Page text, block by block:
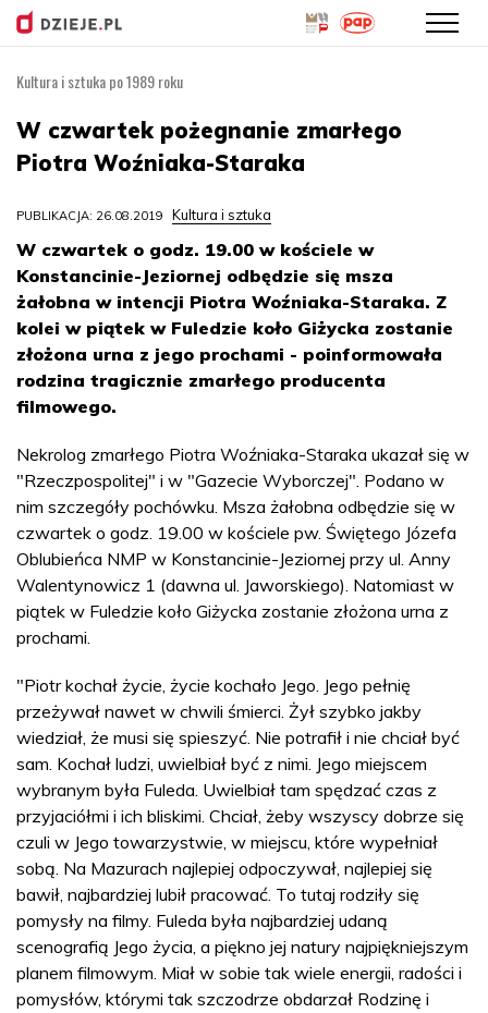
treści
Kultura i sztuka po 1989 roku
W czwartek pożegnanie zmarłego
Piotra Woźniaka-Staraka
PUBLIKACJA: 26.08.2019 Kultura i sztuka
W czwartek o godz. 19.00 w kościele w
Konstancinie-Jeziornej odbędzie się msza
żałobna w intencji Piotra Woźniaka-Staraka. Z
kolei w piątek w Fuledzie koło Giżycka zostanie
złożona urna z jego prochami - poinformowała
rodzina tragicznie zmarłego producenta
filmowego.
Nekrolog zmarłego Piotra Woźniaka-Staraka ukazał się w
"Rzeczpospolitej" i w "Gazecie Wyborczej". Podano w
nim szczegóły pochówku. Msza żałobna odbędzie się w
czwartek o godz. 19.00 w kościele pw. Świętego Józefa
Oblubieńca NMP w Konstancinie-Jeziornej przy ul. Anny
Walentynowicz 1 (dawna ul. Jaworskiego). Natomiast w
piątek w Fuledzie koło Giżycka zostanie złożona urna z
prochami.
"Piotr kochał życie, życie kochało Jego. Jego pełnię
przeżywał nawet w chwili śmierci. Żył szybko jakby
wiedział, że musi się spieszyć. Nie potrafił i nie chciał być
sam. Kochał ludzi, uwielbiał być z nimi. Jego miejscem
wybranym była Fuleda. Uwielbiał tam spędzać czas z
przyjaciółmi i ich bliskimi. Chciał, żeby wszyscy dobrze się
czuli w Jego towarzystwie, w miejscu, które wypełniał
sobą. Na Mazurach najlepiej odpoczywał, najlepiej się
bawił, najbardziej lubił pracować. To tutaj rodziły się
pomysły na filmy. Fuleda była najbardziej udaną
scenografią Jego życia, a piękno jej natury najpiękniejszym
planem filmowym. Miał w sobie tak wiele energii, radości i
pomysłów, którymi tak szczodrze obdarzał Rodzinę i